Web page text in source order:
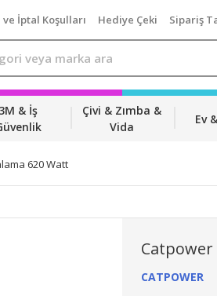
ve İptal Koşulları Hediye Çeki Sipariş
3M & İş
Çivi & Zımba &
Vida
Ev
620 Watt
Catpower
CATPOWER